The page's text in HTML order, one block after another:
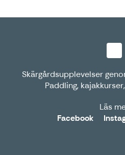
Skärgårdsupplevelser
Paddling,
Läs
Facebook